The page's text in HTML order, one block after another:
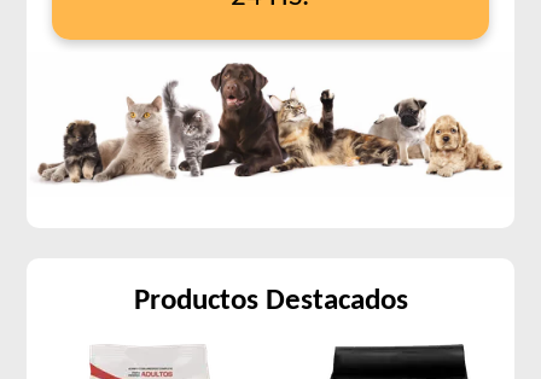
Productos Destacados